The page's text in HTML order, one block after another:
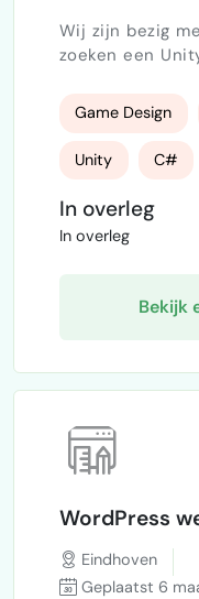
Wij zijn bezig
zoeken een
prototype. Het project is al gestart: core
mechanics zijn
game design document
klein en duidelijk
ligt de focus op
stabiele basis,
Game Design
Unity C#
In overleg
In overleg
Bekijk
WordPress
Eindhoven
Geplaatst 6